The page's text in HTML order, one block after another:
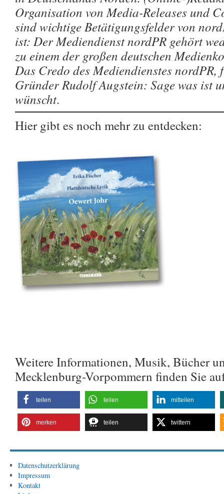
Organisation von Media-Releases und
sind wichtige Betätigungsfelder von
ist: Der Mediendienst nordPR gehört
zu einem der großen deutschen
Das Credo des Mediendienstes nordPR,
Gründer Rudolf Augstein: Sage was ist
wünscht.
Hier gibt es noch mehr zu entdecken:
Weitere Informationen, Musik, Bücher
Mecklenburg-Vorpommern finden Sie
teilen teilen mitteilen
merken teilen twittern
Datenschutzerklärung
Impressum
Kontakt